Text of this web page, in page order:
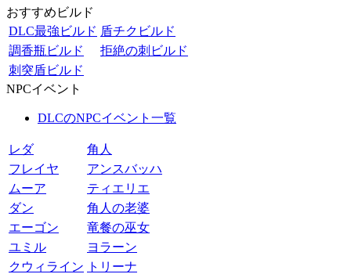
おすすめビルド
DLC最強ビルド 盾チクビルド
調香瓶ビルド
拒絶の刺ビルド
刺突盾ビルド
NPCイベント
DLCのNPCイベント一覧
レダ
角人
フレイヤ
アンスバッハ
ムーア
ティエリエ
ダン
角人の老婆
エーゴン
竜餐の巫女
ユミル
ヨラーン
クウィライン
トリーナ